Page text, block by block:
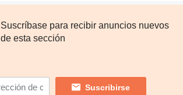
Suscríbase para recibir anuncios nuevos
de esta sección
Suscribirse